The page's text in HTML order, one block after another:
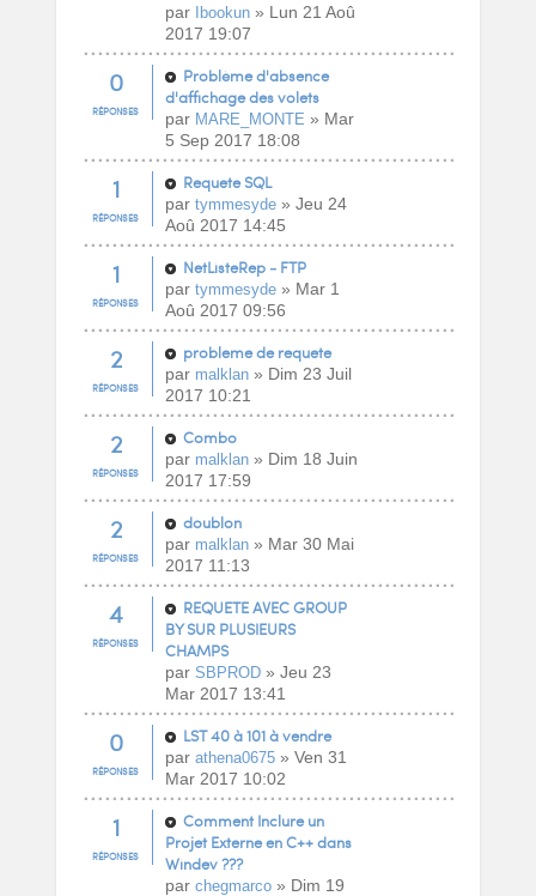
par Ibookun» Lun 21 Aoû
2017 19:07
0
RÉPONSES
Problème d'absence
d'affichage des volets
par MARE_MONTE » Mar
5 Sep 2017 18:08
1
RÉPONSES
Requete SQL
par tymmesyde» Jeu 24
Aoû 2017 14:45
1
RÉPONSES
NetListeRep - FTP
par tymmesyde» Mar 1
Aoû 2017 09:56
2
RÉPONSES
probleme de requete
par malklan» Dim 23 Juil
2017 10:21
2
RÉPONSES
Combo
par malklan» Dim 18 Juin
2017 17:59
2
RÉPONSES
doublon
par malklan» Mar 30 Mai
2017 11:13
4
RÉPONSES
REQUETE AVEC GROUP
BY SUR PLUSIEURS
CHAMPS
par SBPROD» Jeu 23
Mar 2017 13:41
0
RÉPONSES
LST 40 à 101 à vendre
par athena0675» Ven 31
Mar 2017 10:02
1
RÉPONSES
Comment Inclure un
Projet Externe en C++ dans
Windev ???
par chegmarco» Dim 19